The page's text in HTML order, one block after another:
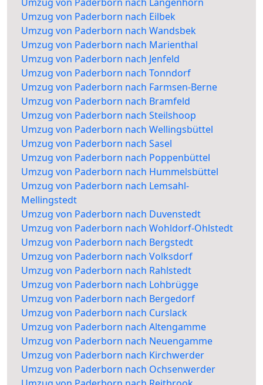
Umzug von Paderborn nach Eilbek
Umzug von Paderborn nach Wandsbek
Umzug von Paderborn nach Marienthal
Umzug von Paderborn nach Jenfeld
Umzug von Paderborn nach Tonndorf
Umzug von Paderborn nach Farmsen-Berne
Umzug von Paderborn nach Bramfeld
Umzug von Paderborn nach Steilshoop
Umzug von Paderborn nach Wellingsbüttel
Umzug von Paderborn nach Sasel
Umzug von Paderborn nach Poppenbüttel
Umzug von Paderborn nach Hummelsbüttel
Umzug von Paderborn nach Lemsahl-
Mellingstedt
Umzug von Paderborn nach Duvenstedt
Umzug von Paderborn nach Wohldorf-Ohlstedt
Umzug von Paderborn nach Bergstedt
Umzug von Paderborn nach Volksdorf
Umzug von Paderborn nach Rahlstedt
Umzug von Paderborn nach Lohbrügge
Umzug von Paderborn nach Bergedorf
Umzug von Paderborn nach Curslack
Umzug von Paderborn nach Altengamme
Umzug von Paderborn nach Neuengamme
Umzug von Paderborn nach Kirchwerder
Umzug von Paderborn nach Ochsenwerder